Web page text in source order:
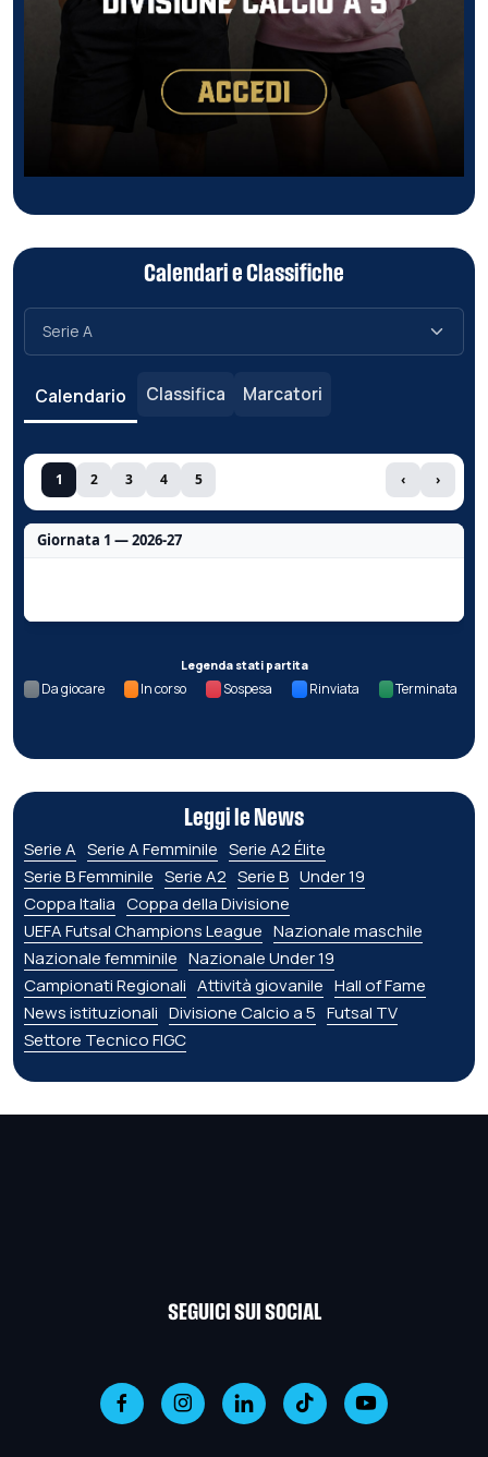
Calendari e Classifiche
Calendario Classifica Marcatori
1 2 3 4 5 ‹ ›
Giornata 1 — 2026-27
Legenda stati partita
Da giocare In corso Sospesa Rinviata Terminata
Leggi le News
Serie A Serie A Femminile Serie A2 Élite
Serie B Femminile Serie A2 Serie B Under 19
Coppa Italia Coppa della Divisione
UEFA Futsal Champions League Nazionale maschile
Nazionale femminile Nazionale Under 19
Campionati Regionali Attività giovanile Hall of Fame
News istituzionali Divisione Calcio a 5 Futsal TV
Settore Tecnico FIGC
SEGUICI SUI SOCIAL